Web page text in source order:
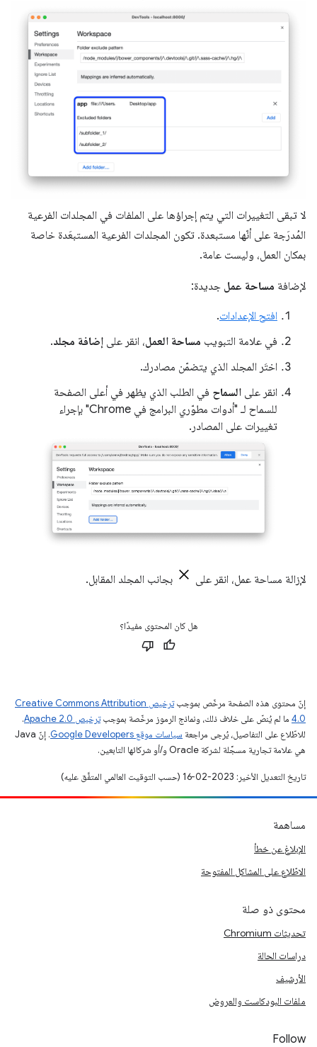
لا تبقى التغييرات التي يتم إجراؤها على الملفات في المجلدات الفرعية
المُدرَجة على أنّها مستبعدة. تكون المجلدات الفرعية المستبعَدة خاصة
بمكان العمل، وليست عامة.
لإضافة مساحة عمل جديدة:
افتح الإعدادات.
في علامة التبويب مساحة العمل، انقر على إضافة مجلد.
اختَر المجلد الذي يتضمّن مصادرك.
انقر على السماح في الطلب الذي يظهر في أعلى الصفحة
للسماح لـ "أدوات مطوّري البرامج في Chrome" بإجراء
تغييرات على المصادر.
لإزالة مساحة عمل، انقر على بجانب المجلد المقابل.
هل كان المحتوى مفيدًا؟
إنّ محتوى هذه الصفحة مرخّص بموجب
ترخيص Creative Commons Attribution
4.0‏ ما لم يُنصّ على خلاف ذلك، ونماذج الرموز مرخّصة بموجبترخيص Apache 2.0‏
.
للاطّلاع على التفاصيل، يُرجى مراجعة سياسات موقع Google Developers‏
. إنّ Java
هي علامة تجارية مسجَّلة لشركة Oracle و/أو شركائها التابعين.
تاريخ التعديل الأخير: 2023-02-16 (حسب التوقيت العالمي المتفَّق عليه)
مساهمة
الإبلاغ عن خطأ
الاطّلاع على المشاكل المفتوحة
محتوى ذو صلة
تحديثات Chromium
دراسات الحالة
الأرشيف
ملفات البودكاست والعروض
Follow